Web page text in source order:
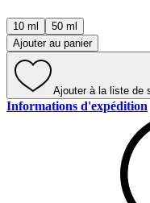
10 ml
50 ml
Ajouter au panier
Ajouter à la liste de
Informations d'expédition